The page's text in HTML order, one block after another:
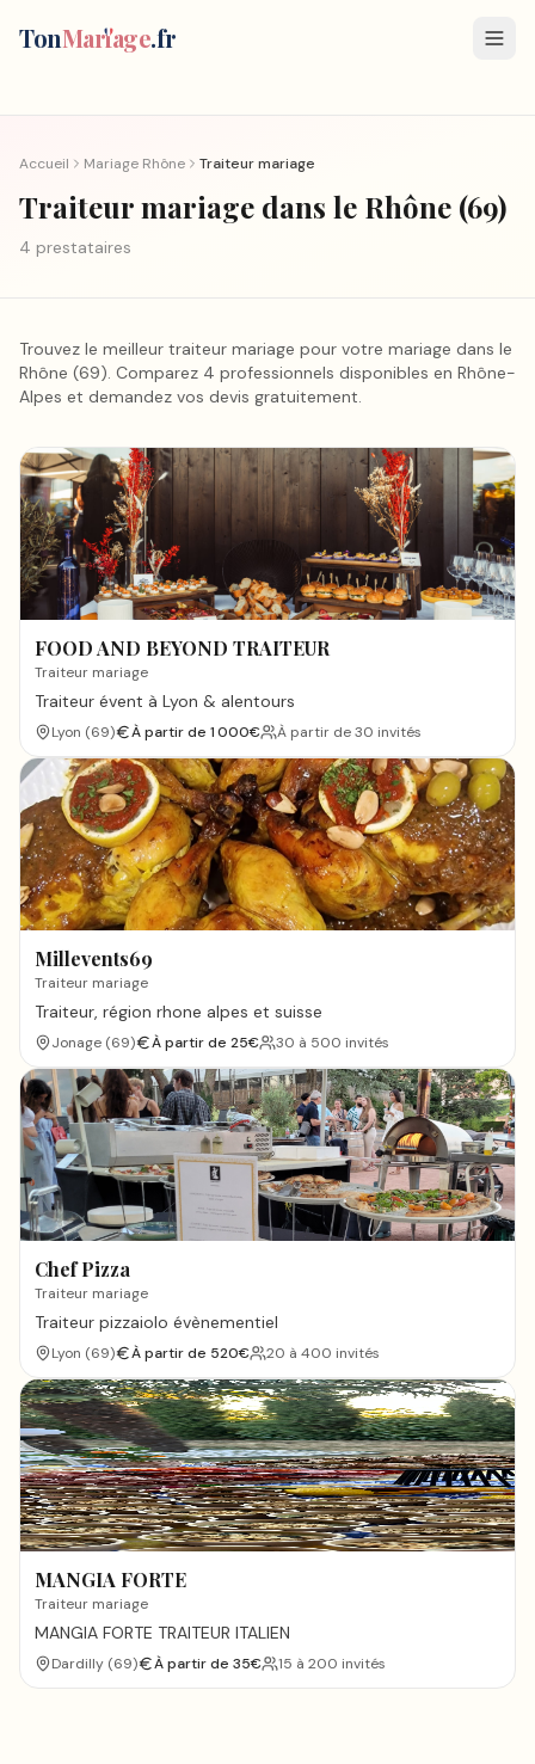
TonMariage.fr
Accueil Mariage Rhône Traiteur mariage
Traiteur mariage dans le Rhône (69)
4 prestataires
Trouvez le meilleur traiteur mariage pour votre mariage dans le
Rhône (69). Comparez 4 professionnels disponibles en Rhône-
Alpes et demandez vos devis gratuitement.
FOOD AND BEYOND TRAITEUR
Traiteur mariage
Traiteur évent à Lyon & alentours
Lyon (69) À partir de 1 000€ À partir de 30 invités
Millevents69
Traiteur mariage
Traiteur, région rhone alpes et suisse
Jonage (69) À partir de 25€ 30 à 500 invités
Chef Pizza
Traiteur mariage
Traiteur pizzaiolo évènementiel
Lyon (69) À partir de 520€ 20 à 400 invités
MANGIA FORTE
Traiteur mariage
MANGIA FORTE TRAITEUR ITALIEN
Dardilly (69) À partir de 35€ 15 à 200 invités